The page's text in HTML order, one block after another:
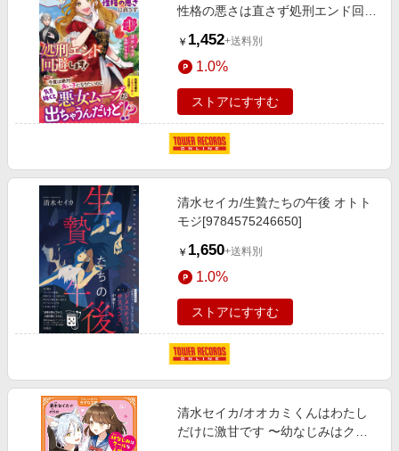
性格の悪さは直さず処刑エンド回避
[9784866576589]
￥ 1,452+送料別
1.0%
ストアにすすむ
清水セイカ/生贄たちの午後 オトト
モジ[9784575246650]
￥ 1,650+送料別
1.0%
ストアにすすむ
清水セイカ/オオカミくんはわたし
だけに激甘です 〜幼なじみはクー